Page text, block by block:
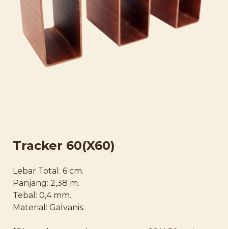
Tracker 60(X60)
Lebar Total: 6 cm.
Panjang: 2,38 m.
Tebal: 0,4 mm.
Material: Galvanis.